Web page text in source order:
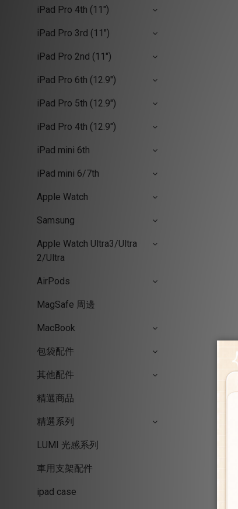
iPad Pro 4th (11")
iPad Pro 3rd (11")
iPad Pro 2nd (11")
iPad Pro 6th (12.9")
iPad Pro 5th (12.9")
iPad Pro 4th (12.9")
iPad mini 6th
iPad mini 6/7th
Apple Watch
Samsung
Apple Watch Ultra3/Ultra
2/Ultra
AirPods
MagSafe 周邊
MacBook
包袋配件
其他配件
精選商品
精選系列
LUMI 光感系列
車用支架配件
ipad case